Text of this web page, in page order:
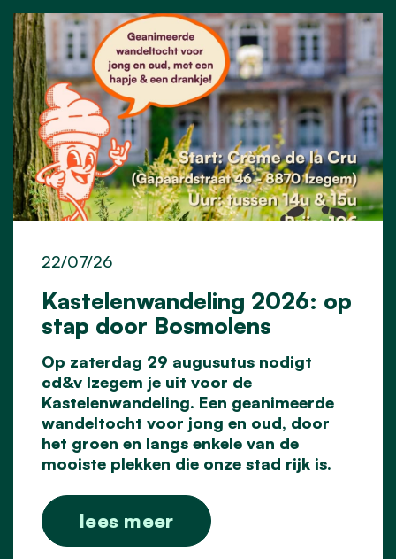
Kastelenwandeling 2026: op
stap door Bosmolens
22/07/26
Op zaterdag 29 augusutus nodigt
cd&v Izegem je uit voor de
Kastelenwandeling. Een geanimeerde
wandeltocht voor jong en oud, door
het groen en langs enkele van de
mooiste plekken die onze stad rijk is.
lees meer